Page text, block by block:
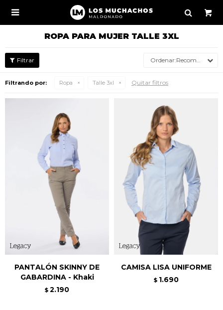

ROPA PARA MUJER TALLE 3XL
Recomendados
Filtrando por: Ropa Talle 3xl Quitar filtros
PANTALÓN SKINNY DE
GABARDINA - Khaki
$ 2.190
CAMISA LISA UNIFORME
$ 1.690